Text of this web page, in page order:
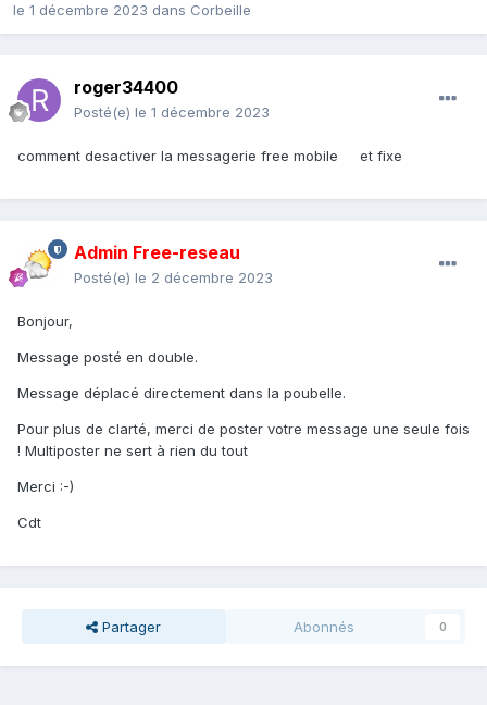
le 1 décembre 2023 dans Corbeille
roger34400
Posté(e) le 1 décembre 2023
comment desactiver la messagerie free mobile et fixe
Admin Free-reseau
Posté(e) le 2 décembre 2023
Bonjour,
Message posté en double.
Message déplacé directement dans la poubelle.
Pour plus de clarté, merci de poster votre message une seule fois
! Multiposter ne sert à rien du tout
Merci :-)
Cdt
Partager Abonnés 0